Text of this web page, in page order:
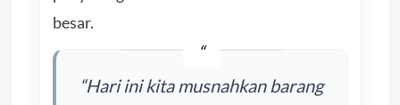
besar.
“Hari ini kita musnahkan barang